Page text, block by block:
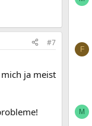
#7
ja meist
F
M